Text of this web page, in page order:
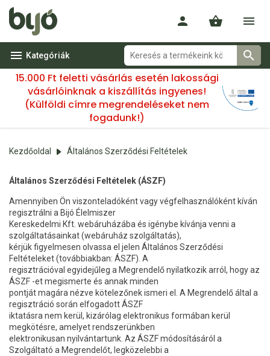
Kategóriák
15.000 Ft feletti vásárlás esetén lakossági
vásárlóinknak a kiszállítás ingyenes!
(Külföldi címre megrendeléseket nem
fogadunk!)
Kezdőoldal Általános Szerződési Feltételek
Általános Szerződési Feltételek (ÁSZF)
Amennyiben Ön viszonteladóként vagy végfelhasználóként kíván
regisztrálni a Bijó Élelmiszer
Kereskedelmi Kft. webáruházába és igénybe kívánja venni a
szolgáltatásainkat (webáruház szolgáltatás),
kérjük figyelmesen olvassa el jelen Általános Szerződési
Feltételeket (továbbiakban: ÁSZF). A
regisztrációval egyidejűleg a Megrendelő nyilatkozik arról, hogy az
ÁSZF -et megismerte és annak minden
pontját magára nézve kötelezőnek ismeri el. A Megrendelő által a
regisztráció során elfogadott ÁSZF
iktatásra nem kerül, kizárólag elektronikus formában kerül
megkötésre, amelyet rendszerünkben
elektronikusan nyilvántartunk. Az ÁSZF módosításáról a
Szolgáltató a Megrendelőt, legközelebbi a